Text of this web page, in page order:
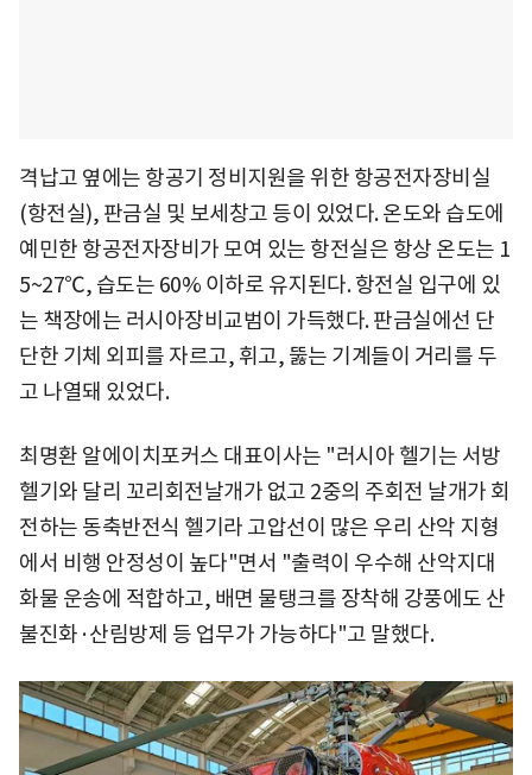
격납고 옆에는 항공기 정비지원을 위한 항공전자장비실
(항전실), 판금실 및 보세창고 등이 있었다. 온도와 습도에
예민한 항공전자장비가 모여 있는 항전실은 항상 온도는 1
5~27℃, 습도는 60% 이하로 유지된다. 항전실 입구에 있
는 책장에는 러시아장비교범이 가득했다. 판금실에선 단
단한 기체 외피를 자르고, 휘고, 뚫는 기계들이 거리를 두
고 나열돼 있었다.
최명환 알에이치포커스 대표이사는 "러시아 헬기는 서방
헬기와 달리 꼬리회전날개가 없고 2중의 주회전 날개가 회
전하는 동축반전식 헬기라 고압선이 많은 우리 산악 지형
에서 비행 안정성이 높다"면서 "출력이 우수해 산악지대
화물 운송에 적합하고, 배면 물탱크를 장착해 강풍에도 산
불진화·산림방제 등 업무가 가능하다"고 말했다.